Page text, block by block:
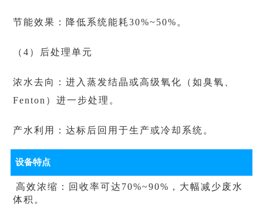
节能效果：降低系统能耗30%~50%。
（4）后处理单元
浓水去向：进入蒸发结晶或高级氧化（如臭氧、
Fenton）进一步处理。
产水利用：达标后回用于生产或冷却系统 。
设备特点
高效浓缩：回收率可达70%~90%，大幅减少废水
体积。